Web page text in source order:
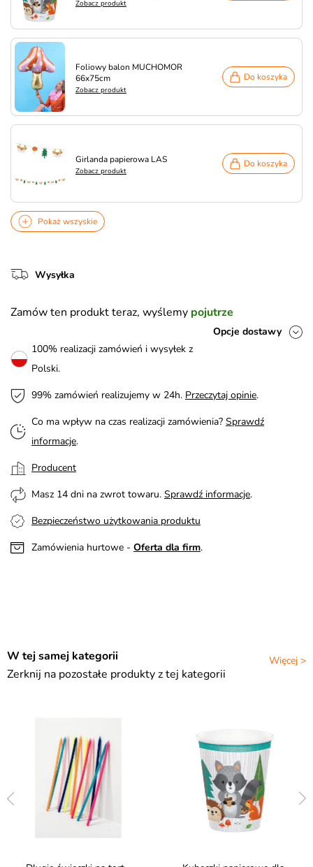
Zobacz produkt
Foliowy balon MUCHOMOR
66x75cm
Zobacz produkt
Do koszyka
Girlanda papierowa LAS
Zobacz produkt
Do koszyka
Pokaż wszyskie
Wysyłka
Zamów ten produkt teraz, wyślemy pojutrze
Opcje dostawy
100% realizacji zamówień i wysyłek z
Polski.
99% zamówień realizujemy w 24h. Przeczytaj opinie.
Co ma wpływ na czas realizacji zamówienia? Sprawdź
informacje.
Producent
Masz 14 dni na zwrot towaru. Sprawdź informacje.
Bezpieczeństwo użytkowania produktu
Zamówienia hurtowe - Oferta dla firm.
Więcej >
W tej samej kategorii
Zerknij na pozostałe produkty z tej kategorii